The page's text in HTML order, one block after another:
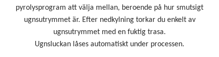
pyrolysprogram att välja mellan, beroende på hur smutsigt
ugnsutrymmet är. Efter nedkylning torkar du enkelt av
ugnsutrymmet med en fuktig trasa.
Ugnsluckan låses automatiskt under processen.